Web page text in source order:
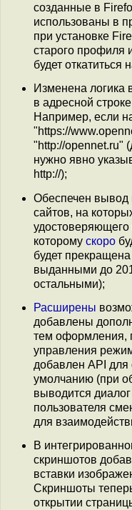
созданные в
использованы в
при установке
старого профиля
будет откатиться
Изменена логика
в адресной
Например, если
"https://
"http://opennet.ru"
нужно явно
http://);
Обеспечен вывод
сайтов, на
удостоверяющего
которому скоро
будет
выданными до
остальными);
Расширены
добавлены
тем оформления,
управления
добавлен API
умолчанию (при
выводится
пользователя
для
В
скриншотов
вставки
Скриншоты
открытии